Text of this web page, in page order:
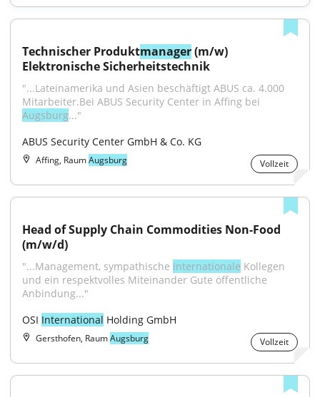
Technischer Produktmanager (m/w)
Elektronische Sicherheitstechnik
"...Lateinamerika und Asien beschäftigt ABUS ca. 4.000
Augsburg..."
ABUS Security Center GmbH & Co. KG
Affing, RaumAugsburg Vollzeit
Head of Supply Chain Commodities Non-Food
(m/w/d)
"...Management, sympathische internationale Kollegen
und ein respektvolles Miteinander Gute öffentliche
Anbindung..."
OSI International Holding GmbH
Gersthofen, RaumAugsburg Vollzeit